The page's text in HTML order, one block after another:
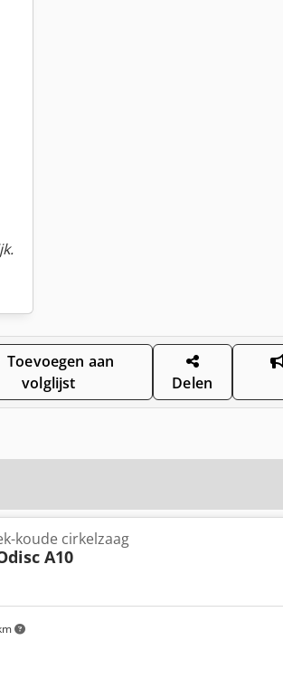
Toevoegen aan
volglijst
Delen
koude cirkelzaag
A10